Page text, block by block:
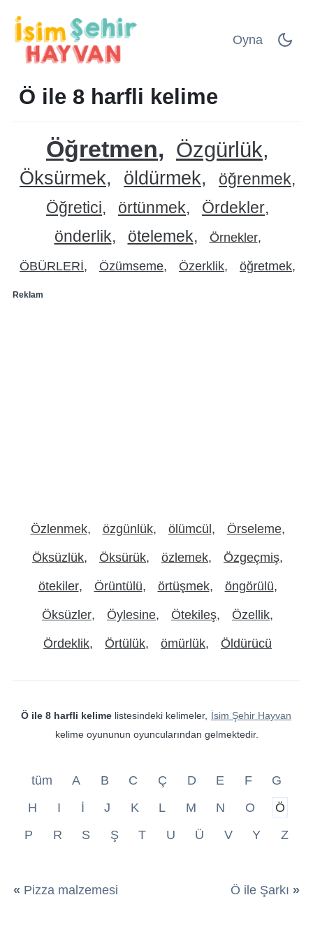
Oyna
Ö ile 8 harfli kelime
Öğretmen Özgürlük
Öksürmek öldürmek
öğrenmek
Öğretici
örtünmek
Ördekler
önderlik
ötelemek Örnekler
ÖBÜRLERİ Özümseme Özerklik öğretmek
Reklam
Özlenmek özgünlük ölümcül Örseleme
Öksüzlük Öksürük özlemek Özgeçmiş
ötekiler Örüntülü örtüşmek öngörülü
Öksüzler Öylesine Ötekileş Özellik
Ördeklik Örtülük ömürlük Öldürücü
Ö ile 8 harfli kelime listesindeki kelimeler, İsim Şehir Hayvan
kelime oyununun oyuncularından gelmektedir.
tüm A B C Ç D E F
G
H
I İ J K L M N O
Ö
P
R S Ş T U Ü V Y Z
« Pizza malzemesi Ö ile Şarkı »